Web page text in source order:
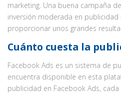
marketing. Una buena campaña
inversión moderada en
proporcionar unos grandes
Cuánto cuesta la
Facebook Ads es un sistema de
encuentra disponible en esta
publicidad en Facebook Ads,